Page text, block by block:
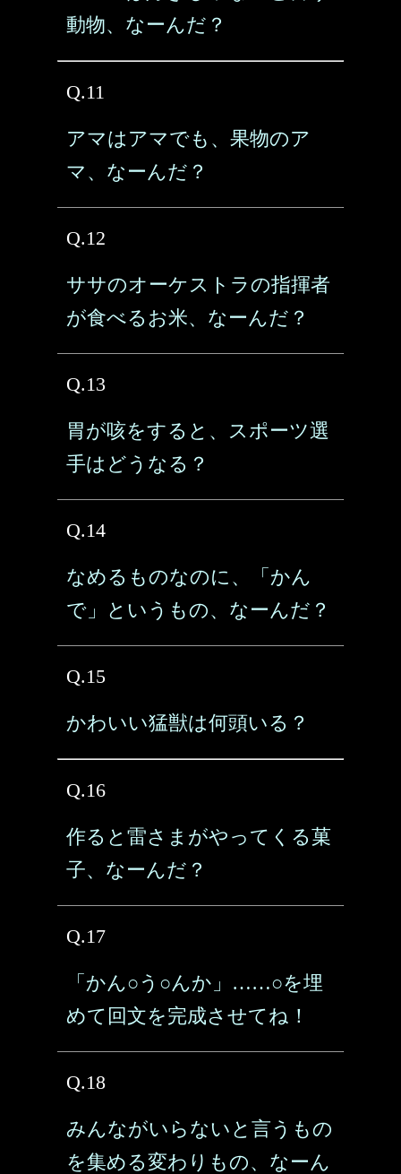
動物、なーんだ？
Q.11
アマはアマでも、果物のア
マ、なーんだ？
Q.12
ササのオーケストラの指揮者
が食べるお米、なーんだ？
Q.13
胃が咳をすると、スポーツ選
手はどうなる？
Q.14
なめるものなのに、「かん
で」というもの、なーんだ？
Q.15
かわいい猛獣は何頭いる？
Q.16
作ると雷さまがやってくる菓
子、なーんだ？
Q.17
「かん○う○んか」……○を埋
めて回文を完成させてね！
Q.18
みんながいらないと言うもの
を集める変わりもの、なーん